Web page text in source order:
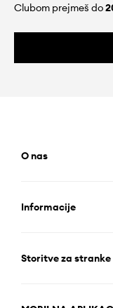
Clubom prejmeš do
O nas
Informacije
Storitve za stranke